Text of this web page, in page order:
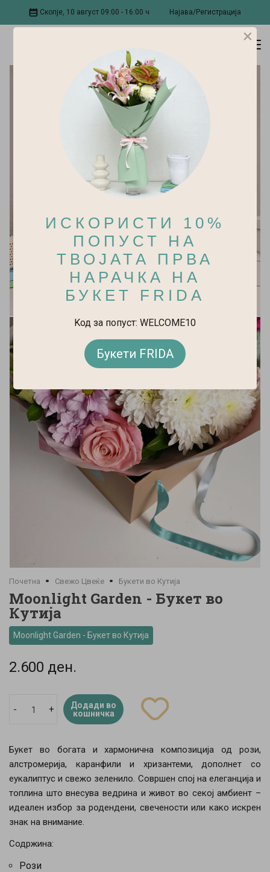
Скопје, 10 август 09:00 - 16:00 ч Најава/Регистрација
Почетна Свежо Цвеќе Букети во Кутија
Moonlight Garden - Букет во
Кутија
Moonlight Garden - Букет во Кутија
2.600 ден.
- +
Додади во
кошничка
Букет во богата и хармонична композиција од рози,
алстромерија, каранфили и хризантеми, дополнет со
еукалиптус и свежо зеленило. Совршен спој на елеганција и
топлина што внесува ведрина и живот во секој амбиент –
идеален избор за родендени, свечености или како искрен
знак на внимание.
Содржина:
Рози
×
ИСКОРИСТИ 10%
ПОПУСТ НА
ТВОЈАТА ПРВА
НАРАЧКА НА
БУКЕТ FRIDA
Kод за попуст: WELCOME10
Букети FRIDA